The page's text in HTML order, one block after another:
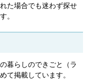
た場合でも迷わず探せ
。
暮らしのできごと（ラ
て掲載しています。